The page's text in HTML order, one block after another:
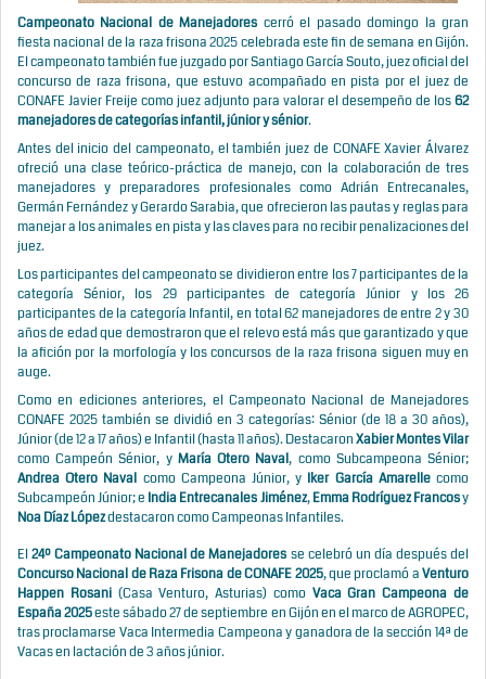
Campeonato Nacional de Manejadores cerró el pasado domingo la gran
fiesta nacional de la raza frisona 2025 celebrada este fin de semana en Gijón.
El campeonato también fue juzgado por Santiago García Souto, juez oficial del
concurso de raza frisona, que estuvo acompañado en pista por el juez de
CONAFE Javier Freije como juez adjunto para valorar el desempeño de los62
manejadores de categorías infantil, júnior y sénior.
Antes del inicio del campeonato, el también juez de CONAFE Xavier Álvarez
ofreció una clase teórico-práctica de manejo, con la colaboración de tres
manejadores y preparadores profesionales como Adrián Entrecanales,
Germán Fernández y Gerardo Sarabia, que ofrecieron las pautas y reglas para
manejar a los animales en pista y las claves para no recibir penalizaciones del
juez.
Los participantes del campeonato se dividieron entre los 7 participantes de la
categoría Sénior, los 29 participantes de categoría Júnior y los 26
participantes de la categoría Infantil, en total 62 manejadores de entre 2 y 30
años de edad que demostraron que el relevo está más que garantizado y que
la afición por la morfología y los concursos de la raza frisona siguen muy en
auge.
Como en ediciones anteriores, el Campeonato Nacional de Manejadores
CONAFE 2025 también se dividió en 3 categorías: Sénior (de 18 a 30 años),
Júnior (de 12 a 17 años) e Infantil (hasta 11 años). DestacaronXabier Montes Vilar
como Campeón Sénior, y María Otero Naval, como Subcampeona Sénior;
Andrea Otero Naval como Campeona Júnior, y Iker García Amarellecomo
Subcampeón Júnior; e India Entrecanales Jiménez,Emma Rodríguez Francosy
Noa Díaz Lópezdestacaron como Campeonas Infantiles.
El24º Campeonato Nacional de Manejadores se celebró un día después del
Concurso Nacional de Raza Frisona de CONAFE 2025, que proclamó aVenturo
Happen Rosani(Casa Venturo, Asturias) como Vaca Gran Campeona de
España 2025este sábado 27 de septiembre en Gijón en el marco de AGROPEC,
tras proclamarse Vaca Intermedia Campeona y ganadora de la sección 14ª de
Vacas en lactación de 3 años júnior.